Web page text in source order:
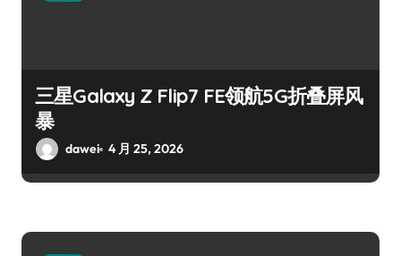
三星Galaxy Z Flip7 FE领航5G折叠屏风
暴
dawei 4 月 25, 2026